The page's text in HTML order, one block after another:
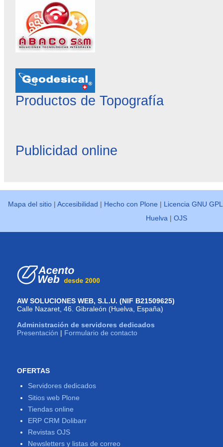
Productos de Topografía
Publicidad online
Mapa del sitio |Accesibilidad | Hecho con Plone | Licencia GNU GPL
Huelva |OJS
AW SOLUCIONES WEB, S.L.U. (NIF B21509625)
Calle Nazaret, 46. Gibraleón (Huelva, España)
Administración de servidores dedicados
Presentación | Formulario de contacto
OFERTAS
Servidores dedicados
Sitios web Plone
Tiendas online
ERP CRM Dolibarr
Revistas OJS
Newsletters y listas de correo